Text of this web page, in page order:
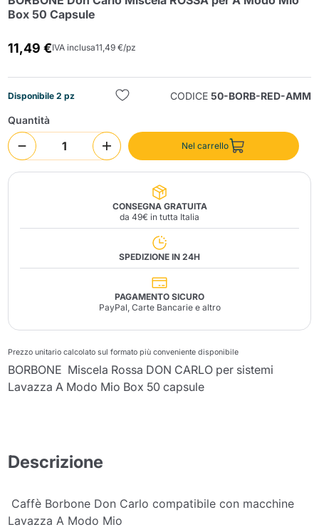
Box 50 Capsule
11,49 €IVA inclusa11,49 €/pz
Disponibile 2 pz CODICE 50-BORB-RED-AMM
Quantità
Nel carrello
CONSEGNA GRATUITA
da 49€ in tutta Italia
SPEDIZIONE IN 24H
PAGAMENTO SICURO
PayPal, Carte Bancarie e altro
Prezzo unitario calcolato sul formato più conveniente disponibile
BORBONE Miscela Rossa DON CARLO per sistemi
Lavazza A Modo Mio Box 50 capsule
Descrizione
Caffè Borbone Don Carlo compatibile con macchine
Lavazza A Modo Mio